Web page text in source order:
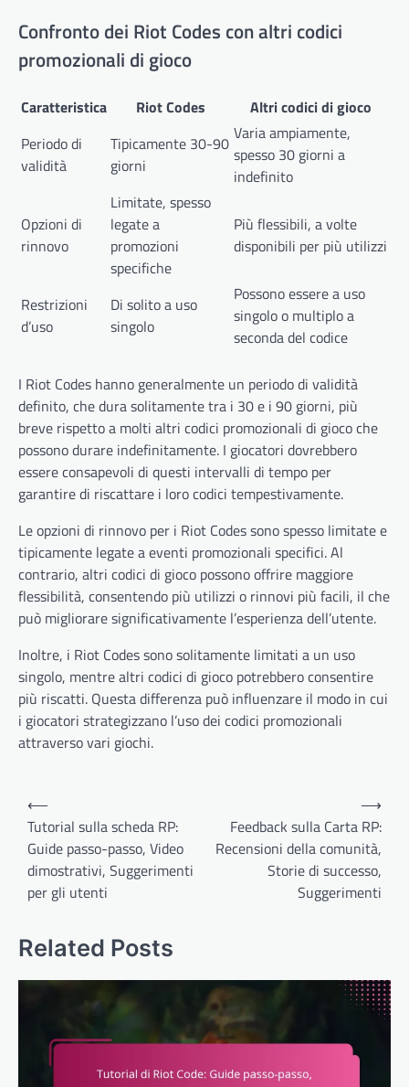
Confronto dei Riot Codes con altri codici
promozionali di gioco
Caratteristica Riot Codes
Altri codici di gioco
Periodo di
validità
Tipicamente 30-90
giorni
Varia ampiamente,
spesso 30 giorni a
indefinito
Opzioni di
rinnovo
Limitate, spesso
legate a
promozioni
specifiche
Più flessibili, a volte
disponibili per più utilizzi
Restrizioni
d’uso
Di solito a uso
singolo
Possono essere a uso
singolo o multiplo a
seconda del codice
I Riot Codes hanno generalmente un periodo di validità
definito, che dura solitamente tra i 30 e i 90 giorni, più
breve rispetto a molti altri codici promozionali di gioco che
possono durare indefinitamente. I giocatori dovrebbero
essere consapevoli di questi intervalli di tempo per
garantire di riscattare i loro codici tempestivamente.
Le opzioni di rinnovo per i Riot Codes sono spesso limitate e
tipicamente legate a eventi promozionali specifici. Al
contrario, altri codici di gioco possono offrire maggiore
flessibilità, consentendo più utilizzi o rinnovi più facili, il che
può migliorare significativamente l’esperienza dell’utente.
Inoltre, i Riot Codes sono solitamente limitati a un uso
singolo, mentre altri codici di gioco potrebbero consentire
più riscatti. Questa differenza può influenzare il modo in cui
i giocatori strategizzano l’uso dei codici promozionali
attraverso vari giochi.
Post
navigation
⟵
Tutorial sulla scheda RP:
Guide passo-passo, Video
dimostrativi, Suggerimenti
per gli utenti
Feedback sulla Carta RP:
Recensioni della comunità,
Storie di successo,
Suggerimenti
⟶
Related Posts